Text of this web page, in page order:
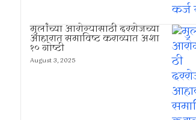
मुलांच्या आरोग्यासाठी दररोजच्या
आहारात समाविष्ट कराव्यात अशा
१० गोष्टी
August 3, 2025